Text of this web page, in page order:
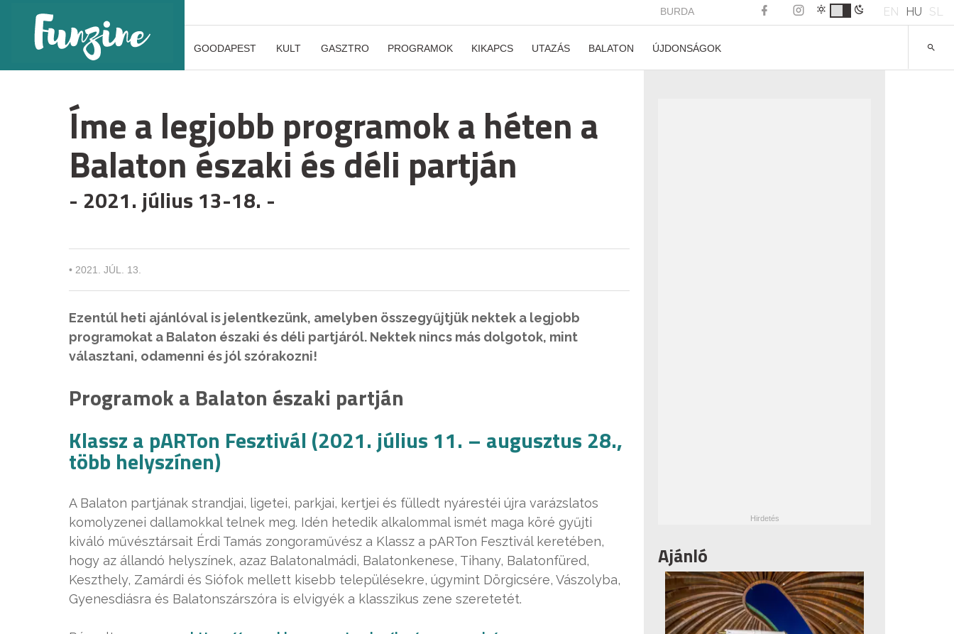
BURDA EN HU SL
GOODAPEST KULT GASZTRO PROGRAMOK KIKAPCS UTAZÁS BALATON ÚJDONSÁGOK
Íme a legjobb programok a héten a
Balaton északi és déli partján
- 2021. július 13-18. -
• 2021. JÚL. 13.
Ezentúl heti ajánlóval is jelentkezünk, amelyben összegyűjtjük nektek a legjobb
programokat a Balaton északi és déli partjáról. Nektek nincs más dolgotok, mint
választani, odamenni és jól szórakozni!
Programok a Balaton északi partján
Klassz a pARTon Fesztivál (2021. július 11. – augusztus 28.,
több helyszínen)
A Balaton partjának strandjai, ligetei, parkjai, kertjei és fülledt nyárestéi újra varázslatos
komolyzenei dallamokkal telnek meg. Idén hetedik alkalommal ismét maga köré gyűjti
kiváló művésztársait Érdi Tamás zongoraművész a Klassz a pARTon Fesztivál keretében,
hogy az állandó helyszínek, azaz Balatonalmádi, Balatonkenese, Tihany, Balatonfüred,
Keszthely, Zamárdi és Siófok mellett kisebb településekre, úgymint Dörgicsére, Vászolyba,
Gyenesdiásra és Balatonszárszóra is elvigyék a klasszikus zene szeretetét.
Ajánló